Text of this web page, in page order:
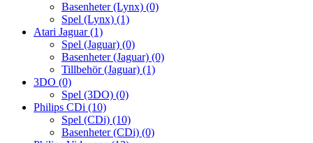
Basenheter (Lynx) (0)
Spel (Lynx) (1)
Atari Jaguar(1)
Spel (Jaguar) (0)
Basenheter (Jaguar) (0)
Tillbehör (Jaguar) (1)
3DO (0)
Spel (3DO) (0)
Philips CDi (10)
Spel (CDi) (10)
Basenheter (CDi) (0)